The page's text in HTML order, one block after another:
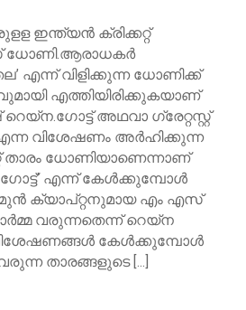
ഇന്ത്യന്‍ ക്രിക്കറ്റ്
ധോണി.ആരാധകര്‍
എന്ന് വിളിക്കുന്ന ധോണിക്ക്
എത്തിയിരിക്കുകയാണ്
അഥവാ ഗ്രേറ്റസ്റ്റ്
വിശേഷണം അര്‍ഹിക്കുന്ന
താരം ധോണിയാണെന്നാണ്
എന്ന് കേള്‍ക്കുമ്പോള്‍
ക്യാപ്റ്റനുമായ എം എസ്
വരുന്നതെന്ന് റെയ്ന
കേള്‍ക്കുമ്പോള്‍
താരങ്ങളുടെ […]